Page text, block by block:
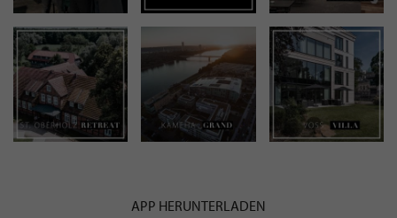
APP HERUNTERLADEN